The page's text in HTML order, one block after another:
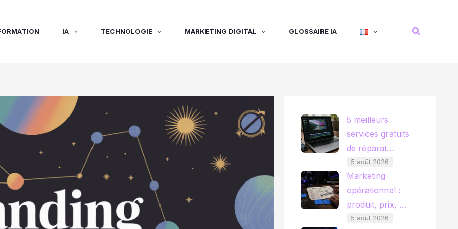
IA TECHNOLOGIE MARKETING DIGITAL GLOSSAIRE IA
5 meilleurs
services gratuits
de réparat…
5 août 2026
Marketing
opérationnel :
produit, prix, …
5 août 2026